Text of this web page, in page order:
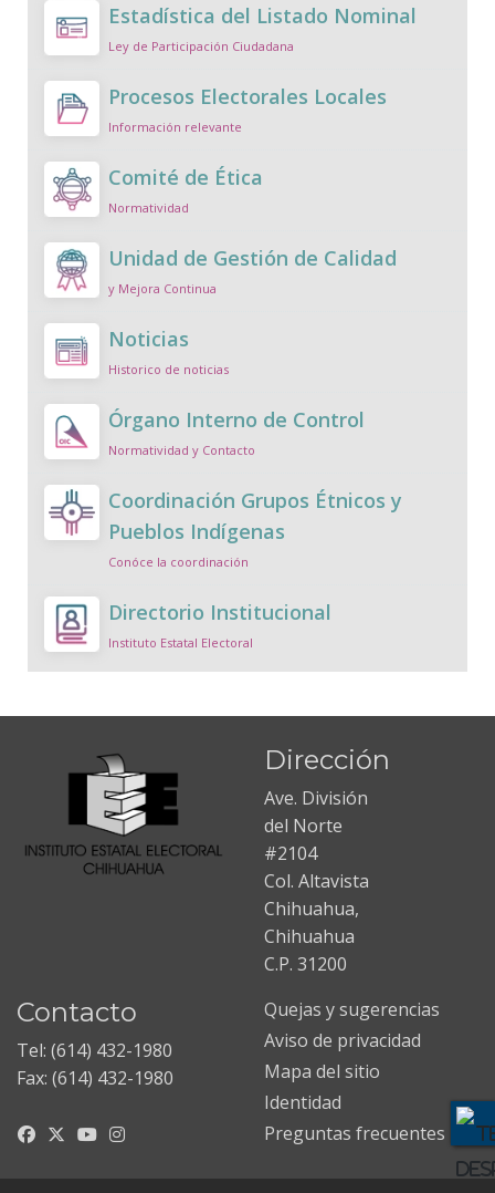
Estadística del Listado Nominal
Ley de Participación Ciudadana
Procesos Electorales Locales
Información relevante
Comité de Ética
Normatividad
Unidad de Gestión de Calidad
y Mejora Continua
Noticias
Historico de noticias
Órgano Interno de Control
Normatividad y Contacto
Coordinación Grupos Étnicos y
Pueblos Indígenas
Conóce la coordinación
Directorio Institucional
Instituto Estatal Electoral
Dirección
Ave. División
del Norte
#2104
Col. Altavista
Chihuahua,
Chihuahua
C.P. 31200
Contacto
Tel: (614) 432-1980
Fax: (614) 432-1980
Quejas y sugerencias
Aviso de privacidad
Mapa del sitio
Identidad
Preguntas frecuentes